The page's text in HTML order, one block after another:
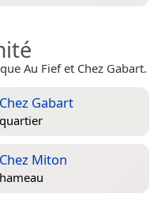
Au Fief et Chez Gabart.
Chez Gabart
quartier
Chez Miton
hameau